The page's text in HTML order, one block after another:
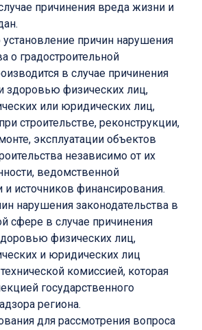
причинения вреда жизни и
причин нарушения
о градостроительной
в случае причинения
здоровью физических лиц,
или юридических лиц,
строительстве, реконструкции,
эксплуатации объектов
независимо от их
ведомственной
и источников финансирования.
нарушения законодательства в
сфере в случае причинения
физических лиц,
и юридических лиц
комиссией, которая
государственного
региона.
для рассмотрения вопроса